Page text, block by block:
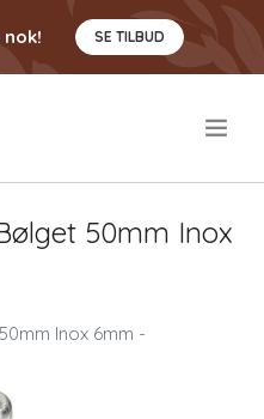
SE TILBUD
50mm Inox
Inox 6mm -